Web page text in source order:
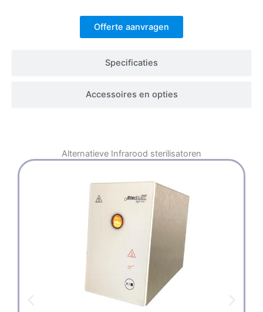
Specificaties
Accessoires en opties
Offerte aanvragen
Alternatieve Infrarood sterilisatoren